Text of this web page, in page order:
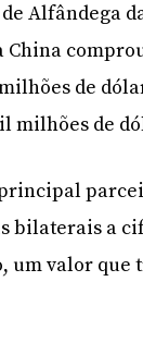
Alfândega
de
milhões de
bilaterais a
um valor